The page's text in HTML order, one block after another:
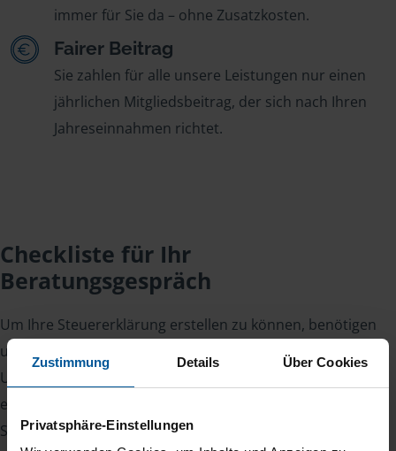
Zustimmung Details Über Cookies
Privatsphäre-Einstellungen
immer für Sie da – ohne Zusatzkosten.
Fairer Beitrag
Sie zahlen für alle unsere Leistungen nur einen
jährlichen Mitgliedsbeitrag, der sich nach Ihren
Jahreseinnahmen richtet.
Checkliste für Ihr
Beratungsgespräch
Um Ihre Steuererklärung erstellen zu können, benötigen
unsere Beraterinnen und Berater eine Reihe von
Unterlagen von Ihnen. Dazu gehört beispielsweise die
elektronische Lohnsteuerbescheinigung, Ihre
Steueridentifikationsnummer, der Rentenbescheid oder